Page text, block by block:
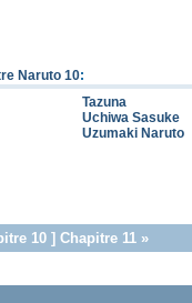
Naruto 10:
Tazuna
Uchiwa Sasuke
Uzumaki Naruto
10 ] Chapitre 11 »